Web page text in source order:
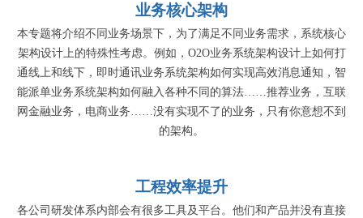
业务核心架构
本专题将介绍不同业务场景下，为了满足不同业务需求，系统核心
架构设计上的特殊性考虑。例如，O2O业务系统架构设计上如何打
通线上和线下，即时通讯业务系统架构如何实现高效消息通知，智
能派单业务系统架构如何融入各种不同的算法……推荐业务，互联
网金融业务，电商业务……没有实现不了的业务，只有你意想不到
的架构。
工程效率提升
各公司研发体系内部会有很多工具及平台。他们和产品并没有直接